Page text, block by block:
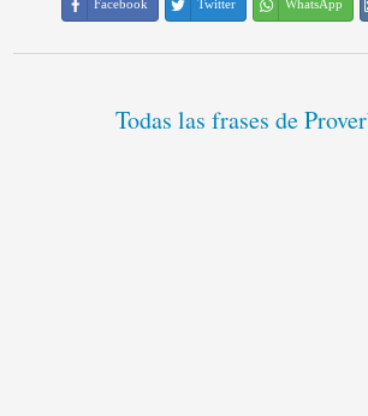
Facebook Twitter WhatsApp
Todas las frases de